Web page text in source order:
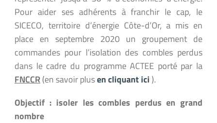
Pour aider ses adhérents à franchir le cap, le
SICECO, territoire d’énergie Côte-d’Or, a mis en
place en septembre 2020 un groupement de
commandes pour l’isolation des combles perdus
dans le cadre du programme ACTEE porté par la
FNCCR(en savoir plusen cliquant ici ).
Objectif : isoler les combles perdus en grand
nombre